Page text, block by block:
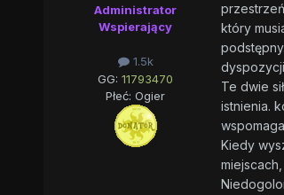
Administrator
Wspierający
1.5k
GG:11793470
Płeć: Ogier
który
Te dwie
istnienia.
Kiedy